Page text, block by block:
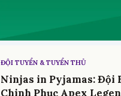
ĐỘI TUYỂN & TUYỂN THỦ
Ninjas in Pyjamas: Đội
Chinh Phục Apex